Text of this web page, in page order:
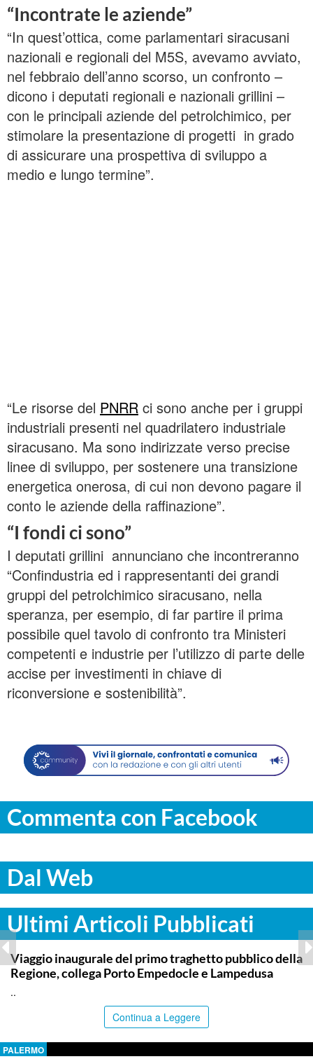
“Incontrate le aziende”
“In quest’ottica, come parlamentari siracusani
nazionali e regionali del M5S, avevamo avviato,
nel febbraio dell’anno scorso, un confronto –
dicono i deputati regionali e nazionali grillini –
con le principali aziende del petrolchimico, per
stimolare la presentazione di progetti in grado
di assicurare una prospettiva di sviluppo a
medio e lungo termine”.
“Le risorse del PNRR ci sono anche per i gruppi
industriali presenti nel quadrilatero industriale
siracusano. Ma sono indirizzate verso precise
linee di sviluppo, per sostenere una transizione
energetica onerosa, di cui non devono pagare il
conto le aziende della raffinazione”.
“I fondi ci sono”
I deputati grillini annunciano che incontreranno
“Confindustria ed i rappresentanti dei grandi
gruppi del petrolchimico siracusano, nella
speranza, per esempio, di far partire il prima
possibile quel tavolo di confronto tra Ministeri
competenti e industrie per l’utilizzo di parte delle
accise per investimenti in chiave di
riconversione e sostenibilità”.
Commenta con Facebook
Dal Web
Ultimi Articoli Pubblicati
AGRIGENTO
Viaggio inaugurale del primo traghetto pubblico della
Regione, collega Porto Empedocle e Lampedusa
..
Continua a Leggere
PALERMO